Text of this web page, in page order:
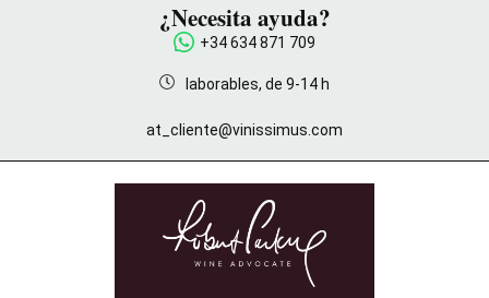
¿Necesita ayuda?
+34 634 871 709
laborables, de 9-14 h
at_cliente@vinissimus.com